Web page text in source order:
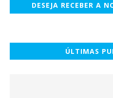
DESEJA RECEBER A
ÚLTIMAS